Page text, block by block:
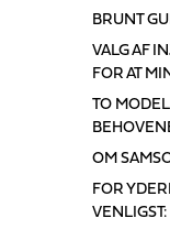
BRUNT
VALG AF
FOR AT
TO
OM
FOR
VENLIGST: